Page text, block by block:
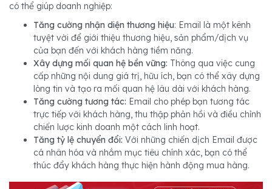
có thể giúp doanh nghiệp:
Tăng cường nhận diện thương hiệu: Email là một kênh
tuyệt vời để giới thiệu thương hiệu, sản phẩm/dịch vụ
của bạn đến với khách hàng tiềm năng.
Xây dựng mối quan hệ bền vững: Thông qua việc cung
cấp những nội dung giá trị, hữu ích, bạn có thể xây dựng
lòng tin và tạo ra mối quan hệ lâu dài với khách hàng.
Tăng cường tương tác: Email cho phép bạn tương tác
trực tiếp với khách hàng, thu thập phản hồi và điều chỉnh
chiến lược kinh doanh một cách linh hoạt.
Tăng tỷ lệ chuyển đổi: Với những chiến dịch Email được
cá nhân hóa và nhắm mục tiêu chính xác, bạn có thể
thúc đẩy khách hàng thực hiện hành động mua hàng.